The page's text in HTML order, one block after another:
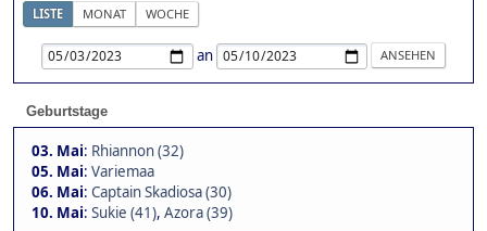
LISTE MONAT WOCHE
an
Geburtstage
03. Mai: Rhiannon (32)
05. Mai: Variemaa
06. Mai: Captain Skadiosa (30)
10. Mai: Sukie (41), Azora (39)